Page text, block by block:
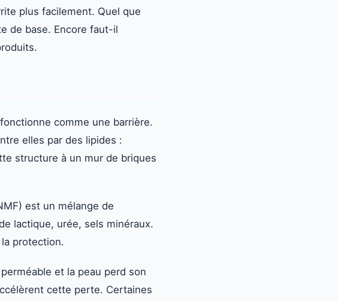
plus facilement. Quel que
de base. Encore faut-il
comme une barrière.
elles par des lipides :
structure à un mur de briques
est un mélange de
lactique, urée, sels minéraux.
protection.
et la peau perd son
cette perte. Certaines